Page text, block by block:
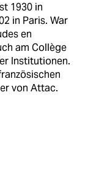
1930 in
in Paris. War
en
am Collège
Institutionen.
von Attac.